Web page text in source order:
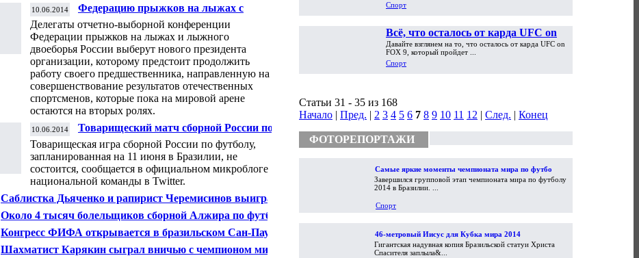
10.06.2014
Федерацию прыжков на лыжах с
трамплина и двоеборья России возглавит
новый президент
Делегаты отчетно-выборной конференции
Федерации прыжков на лыжах и лыжного
двоеборья России выберут нового президента
организации, которому предстоит продолжить
работу своего предшественника, направленную на
совершенствование результатов отечественных
спортсменов, которые пока на мировой арене
остаются на вторых ролях.
10.06.2014
Товарищеский матч сборной России по
футболу 11 июня в Бразилии не состоится
Товарищеская игра сборной России по футболу,
запланированная на 11 июня в Бразилии, не
состоится, сообщается в официальном микроблоге
национальной команды в Twitter.
Саблистка Дьяченко и рапирист Черемисинов выиграли
серебро на ЧЕ по фехтованию
Около 4 тысяч болельщиков сборной Алжира по футболу
посетят матч ЧМ с командой России
Конгресс ФИФА открывается в бразильском Сан-Паулу в
преддверии чемпионата мира
Шахматист Карякин сыграл вничью с чемпионом мира
Спорт
Всё, что осталось от карда UFC on
FOX 9
Давайте взглянем на то, что осталось от карда UFC on
FOX 9, который пройдет ...
Спорт
Статьи 31 - 35 из 168
Начало | Пред. | 2 3 4 5 6 7 8 9 10 11 12 | След. | Конец
ФОТОРЕПОРТАЖИ
Самые яркие моменты чемпионата мира по футболу
2014
Завершился групповой этап чемпионата мира по футболу
2014 в Бразилии. ...
Спорт
46-метровый Иисус для Кубка мира 2014
Гигантская надувная копия Бразильской статуи Христа
Спасителя заплыла&...